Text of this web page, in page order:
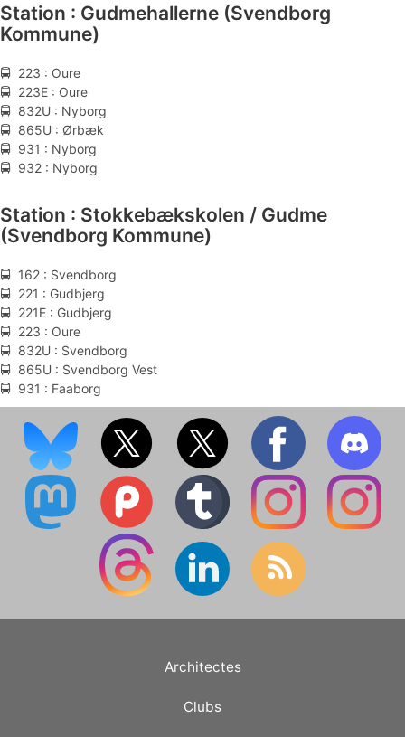
Station : Gudmehallerne (Svendborg
Kommune)
🚍 223 : Oure
🚍 223E : Oure
🚍 832U : Nyborg
🚍 865U : Ørbæk
🚍 931 : Nyborg
🚍 932 : Nyborg
Station : Stokkebækskolen / Gudme
(Svendborg Kommune)
🚍 162 : Svendborg
🚍 221 : Gudbjerg
🚍 221E : Gudbjerg
🚍 223 : Oure
🚍 832U : Svendborg
🚍 865U : Svendborg Vest
🚍 931 : Faaborg
Architectes
Clubs